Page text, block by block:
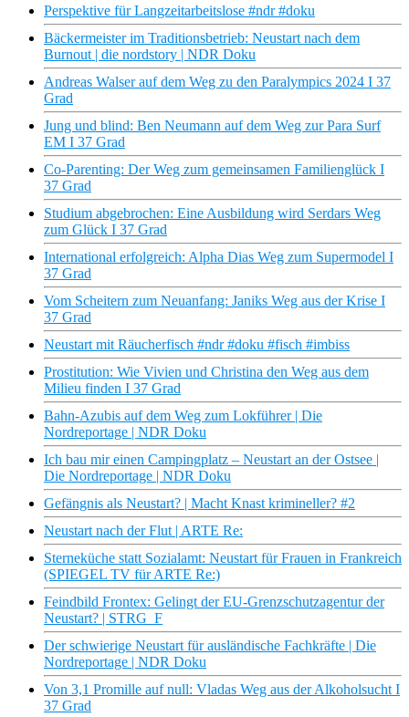
Perspektive für Langzeitarbeitslose #ndr #doku
Bäckermeister im Traditionsbetrieb: Neustart nach dem
Burnout | die nordstory | NDR Doku
Andreas Walser auf dem Weg zu den Paralympics 2024 I 37
Grad
Jung und blind: Ben Neumann auf dem Weg zur Para Surf
EM I 37 Grad
Co-Parenting: Der Weg zum gemeinsamen Familienglück I
37 Grad
Studium abgebrochen: Eine Ausbildung wird Serdars Weg
zum Glück I 37 Grad
International erfolgreich: Alpha Dias Weg zum Supermodel I
37 Grad
Vom Scheitern zum Neuanfang: Janiks Weg aus der Krise I
37 Grad
Neustart mit Räucherfisch #ndr #doku #fisch #imbiss
Prostitution: Wie Vivien und Christina den Weg aus dem
Milieu finden I 37 Grad
Bahn-Azubis auf dem Weg zum Lokführer | Die
Nordreportage | NDR Doku
Ich bau mir einen Campingplatz – Neustart an der Ostsee |
Die Nordreportage | NDR Doku
Gefängnis als Neustart? | Macht Knast krimineller? #2
Neustart nach der Flut | ARTE Re:
Sterneküche statt Sozialamt: Neustart für Frauen in Frankreich
(SPIEGEL TV für ARTE Re:)
Feindbild Frontex: Gelingt der EU-Grenzschutzagentur der
Neustart? | STRG_F
Der schwierige Neustart für ausländische Fachkräfte | Die
Nordreportage | NDR Doku
Von 3,1 Promille auf null: Vladas Weg aus der Alkoholsucht I
37 Grad